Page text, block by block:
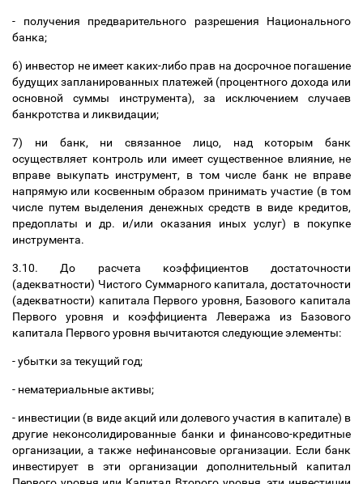
- получения предварительного разрешения Национального
банка;
6) инвестор не имеет каких-либо прав на досрочное погашение
будущих запланированных платежей (процентного дохода или
основной суммы инструмента), за исключением случаев
банкротства и ликвидации;
7) ни банк, ни связанное лицо, над которым банк
осуществляет контроль или имеет существенное влияние, не
вправе выкупать инструмент, в том числе банк не вправе
напрямую или косвенным образом принимать участие (в том
числе путем выделения денежных средств в виде кредитов,
предоплаты и др. и/или оказания иных услуг) в покупке
инструмента.
3.10. До расчета коэффициентов достаточности
(адекватности) Чистого Суммарного капитала, достаточности
(адекватности) капитала Первого уровня, Базового капитала
Первого уровня и коэффициента Левеража из Базового
капитала Первого уровня вычитаются следующие элементы:
- убытки за текущий год;
- нематериальные активы;
- инвестиции (в виде акций или долевого участия в капитале) в
другие неконсолидированные банки и финансово-кредитные
организации, а также нефинансовые организации. Если банк
инвестирует в эти организации дополнительный капитал